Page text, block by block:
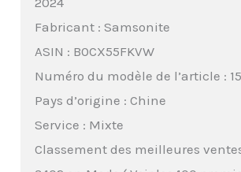
Fabricant : Samsonite
ASIN : B0CX55FKVW
Numéro du modèle de l’article :
Pays d’origine : Chine
Service : Mixte
Classement des meilleures